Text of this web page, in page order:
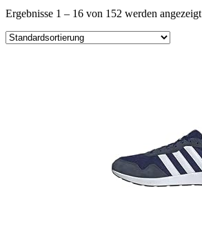
Ergebnisse 1 – 16 von 152 werden angezeigt